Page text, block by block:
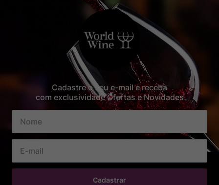
Cadastre o seu e-mail e receba
com exclusividade Ofertas e Novidades
Cadastrar